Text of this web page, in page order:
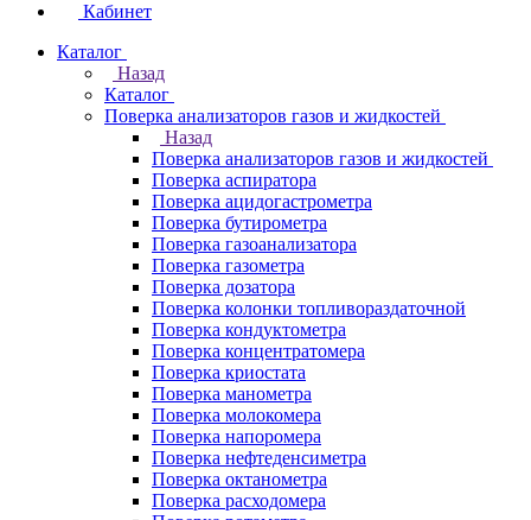
Кабинет
Каталог
Назад
Каталог
Поверка анализаторов газов и жидкостей
Назад
Поверка анализаторов газов и жидкостей
Поверка аспиратора
Поверка ацидогастрометра
Поверка бутирометра
Поверка газоанализатора
Поверка газометра
Поверка дозатора
Поверка колонки топливораздаточной
Поверка кондуктометра
Поверка концентратомера
Поверка криостата
Поверка манометра
Поверка молокомера
Поверка напоромера
Поверка нефтеденсиметра
Поверка октанометра
Поверка расходомера